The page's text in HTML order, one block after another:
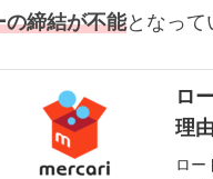
の締結が不能となって
ロ
理由
ロー